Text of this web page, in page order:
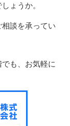
ょうか。
談を承ってい
も、お気軽に